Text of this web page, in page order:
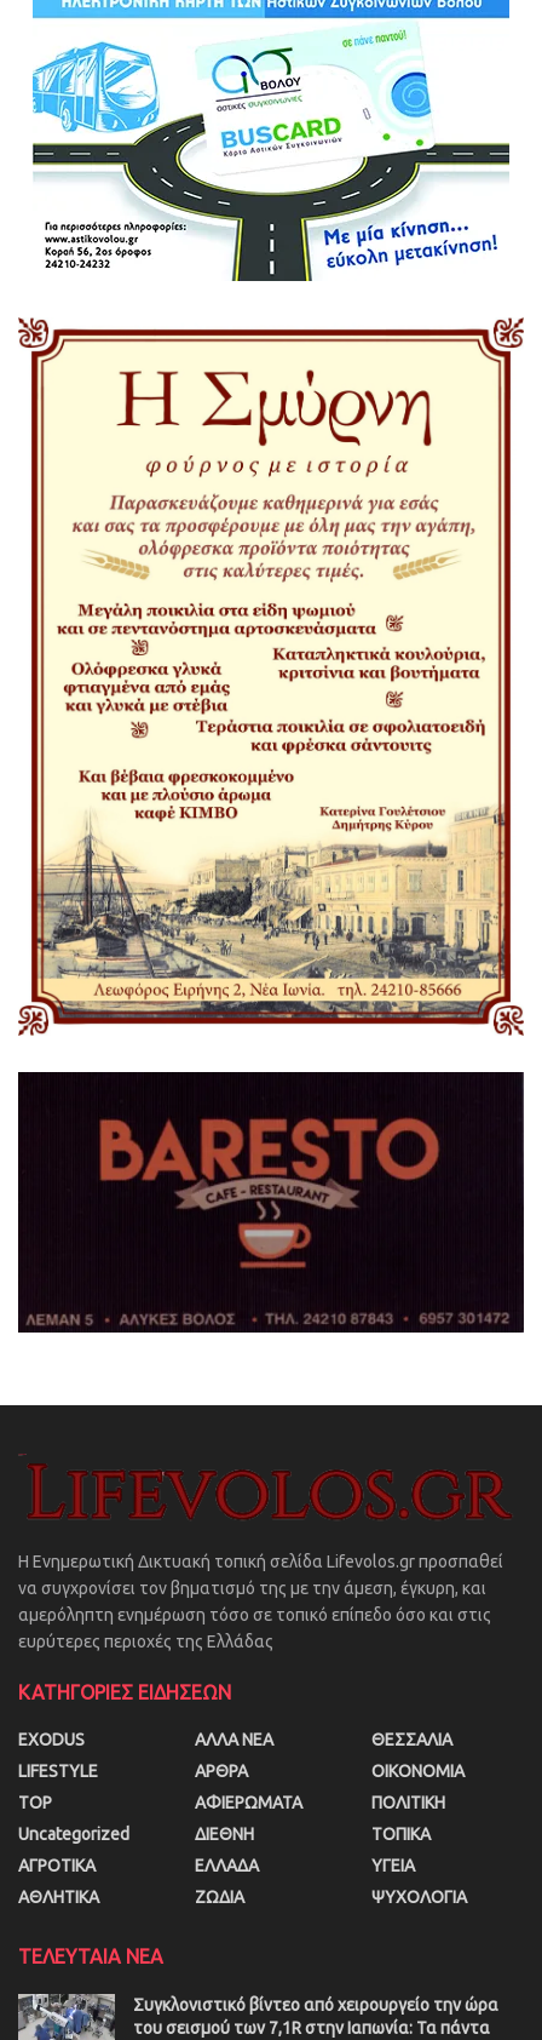
Η Ενημερωτική Δικτυακή τοπική σελίδα Lifevolos.gr προσπαθεί
να συγχρονίσει τον βηματισμό της με την άμεση, έγκυρη, και
αμερόληπτη ενημέρωση τόσο σε τοπικό επίπεδο όσο και στις
ευρύτερες περιοχές της Ελλάδας
ΚΑΤΗΓΟΡΙΕΣ ΕΙΔΗΣΕΩΝ
EXODUS
LIFESTYLE
TOP
Uncategorized
ΑΓΡΟΤΙΚΑ
ΑΘΛΗΤΙΚΑ
ΑΛΛΑ ΝΕΑ
ΑΡΘΡΑ
ΑΦΙΕΡΩΜΑΤΑ
ΔΙΕΘΝΗ
ΕΛΛΑΔΑ
ΖΩΔΙΑ
ΘΕΣΣΑΛΙΑ
ΟΙΚΟΝΟΜΙΑ
ΠΟΛΙΤΙΚΗ
ΤΟΠΙΚΑ
ΥΓΕΙΑ
ΨΥΧΟΛΟΓΙΑ
ΤΕΛΕΥΤΑΙΑ ΝΕΑ
Συγκλονιστικό βίντεο από χειρουργείο την ώρα
του σεισμού των 7,1R στην Ιαπωνία: Τα πάντα